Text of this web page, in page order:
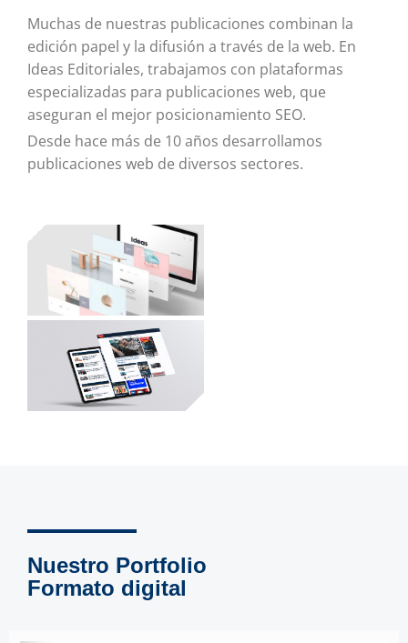
Muchas de nuestras publicaciones combinan la
edición papel y la difusión a través de la web. En
Ideas Editoriales, trabajamos con plataformas
especializadas para publicaciones web, que
aseguran el mejor posicionamiento SEO.
Desde hace más de 10 años desarrollamos
publicaciones web de diversos sectores.
Nuestro Portfolio
Formato digital